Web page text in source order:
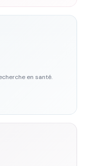
en santé.